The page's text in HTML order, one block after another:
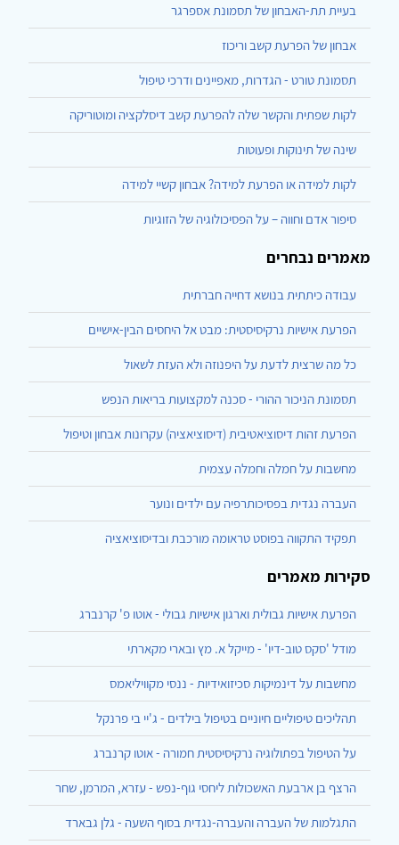
בעיית תת-האבחון של תסמונת אספרגר
אבחון של הפרעת קשב וריכוז
תסמונת טורט - הגדרות, מאפיינים ודרכי טיפול
לקות שפתית והקשר שלה להפרעת קשב דיסלקציה ומוטוריקה
שינה של תינוקות ופעוטות
לקות למידה או הפרעת למידה? אבחון קשיי למידה
סיפור אדם וחווה – על הפסיכולוגיה של הזוגיות
מאמרים נבחרים
עבודה כיתתית בנושא דחייה חברתית
הפרעת אישיות נרקיסיסטית: מבט אל היחסים הבין-אישיים
כל מה שרצית לדעת על היפנוזה ולא העזת לשאול
תסמונת הניכור ההורי - סכנה למקצועות בריאות הנפש
הפרעת זהות דיסוציאטיבית (דיסוציאציה) עקרונות אבחון וטיפול
מחשבות על חמלה וחמלה עצמית
העברה נגדית בפסיכותרפיה עם ילדים ונוער
תפקיד התקווה בפוסט טראומה מורכבת ובדיסוציאציה
סקירות מאמרים
הפרעת אישיות גבולית וארגון אישיות גבולי - אוטו פ' קרנברג
מודל 'סקס טוב-דיו' - מייקל א. מץ ובארי מקארתי
מחשבות על דינמיקות סכיזואידיות - ננסי מקוויליאמס
תהליכים טיפוליים חיוניים בטיפול בילדים - ג'יי בי פרנקל
על הטיפול בפתולוגיה נרקיסיסטית חמורה - אוטו קרנברג
הרצף בן ארבעת האשכולות ליחסי גוף-נפש - עזרא, המרמן, שחר
התגלמות של העברה והעברה-נגדית בסוף השעה - גלן גבארד